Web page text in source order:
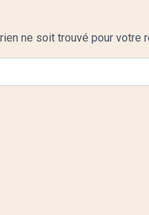
ne soit trouvé pour votre